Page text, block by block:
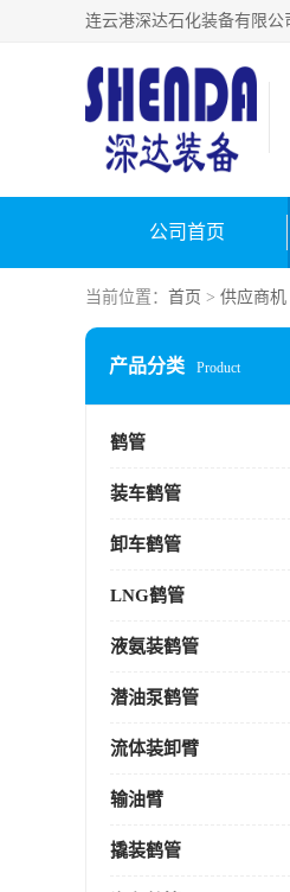
公司首页
当前位置： 首页 > 供应商机
产品分类 Product
鹤管
装车鹤管
卸车鹤管
LNG鹤管
液氨装鹤管
潜油泵鹤管
流体装卸臂
输油臂
撬装鹤管